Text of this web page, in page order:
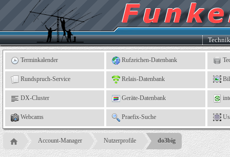
Kleingartenverein
e.
V.,
Leinefelde
Terminkalender Rufzeichen-Datenbank
Rundspruch-Service Relais-Datenbank
DX-Cluster Geräte-Datenbank
Webcams Praefix-Suche
Account-Manager Nutzerprofile do3big